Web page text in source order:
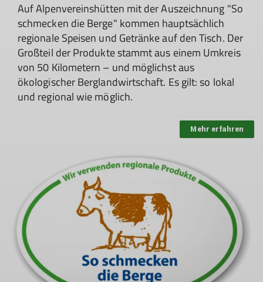
Auf Alpenvereinshütten mit der Auszeichnung "So
schmecken die Berge" kommen hauptsächlich
regionale Speisen und Getränke auf den Tisch. Der
Großteil der Produkte stammt aus einem Umkreis
von 50 Kilometern – und möglichst aus
ökologischer Berglandwirtschaft. Es gilt: so lokal
und regional wie möglich.
Mehr erfahren